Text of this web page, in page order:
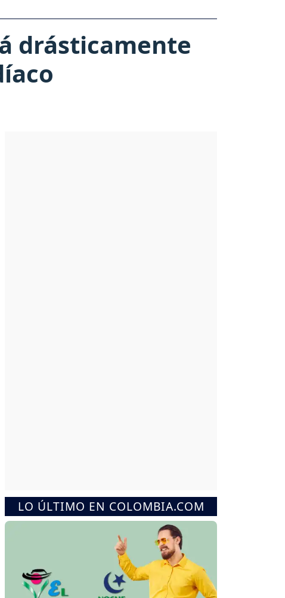
drásticamente
LO ÚLTIMO EN COLOMBIA.COM